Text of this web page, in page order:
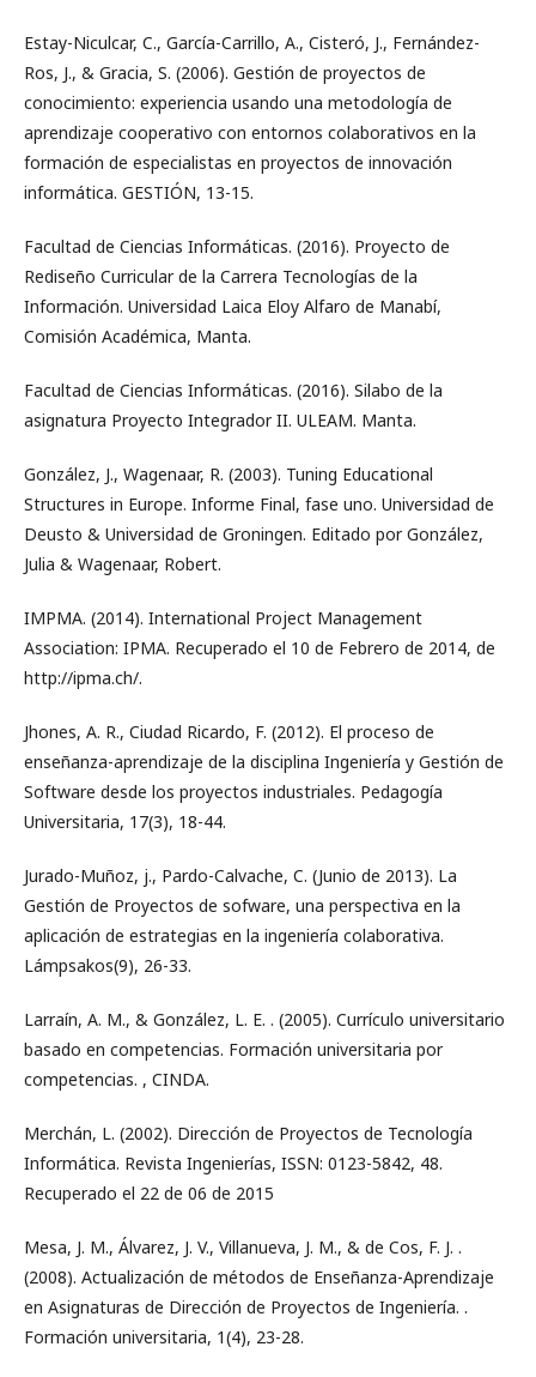
Estay-Niculcar, C., García-Carrillo, A., Cisteró, J., Fernández-
Ros, J., & Gracia, S. (2006). Gestión de proyectos de
conocimiento: experiencia usando una metodología de
aprendizaje cooperativo con entornos colaborativos en la
formación de especialistas en proyectos de innovación
informática. GESTIÓN, 13-15.
Facultad de Ciencias Informáticas. (2016). Proyecto de
Rediseño Curricular de la Carrera Tecnologías de la
Información. Universidad Laica Eloy Alfaro de Manabí,
Comisión Académica, Manta.
Facultad de Ciencias Informáticas. (2016). Silabo de la
asignatura Proyecto Integrador II. ULEAM. Manta.
González, J., Wagenaar, R. (2003). Tuning Educational
Structures in Europe. Informe Final, fase uno. Universidad de
Deusto & Universidad de Groningen. Editado por González,
Julia & Wagenaar, Robert.
IMPMA. (2014). International Project Management
Association: IPMA. Recuperado el 10 de Febrero de 2014, de
http://ipma.ch/.
Jhones, A. R., Ciudad Ricardo, F. (2012). El proceso de
enseñanza-aprendizaje de la disciplina Ingeniería y Gestión de
Software desde los proyectos industriales. Pedagogía
Universitaria, 17(3), 18-44.
Jurado-Muñoz, j., Pardo-Calvache, C. (Junio de 2013). La
Gestión de Proyectos de sofware, una perspectiva en la
aplicación de estrategias en la ingeniería colaborativa.
Lámpsakos(9), 26-33.
Larraín, A. M., & González, L. E. . (2005). Currículo universitario
basado en competencias. Formación universitaria por
competencias. , CINDA.
Merchán, L. (2002). Dirección de Proyectos de Tecnología
Informática. Revista Ingenierías, ISSN: 0123-5842, 48.
Recuperado el 22 de 06 de 2015
Mesa, J. M., Álvarez, J. V., Villanueva, J. M., & de Cos, F. J. .
(2008). Actualización de métodos de Enseñanza-Aprendizaje
en Asignaturas de Dirección de Proyectos de Ingeniería. .
Formación universitaria, 1(4), 23-28.